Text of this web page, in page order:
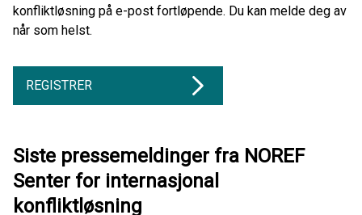
konfliktløsning på e-post fortløpende. Du kan melde deg av
når som helst.
REGISTRER
Siste pressemeldinger fra NOREF
Senter for internasjonal
konfliktløsning